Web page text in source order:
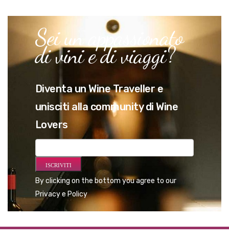
Sei un appassionato
di vini e di viaggi?
Diventa un Wine Traveller e
unisciti alla community di Wine
Lovers
By clicking on the bottom you agree to our
Privacy e Policy